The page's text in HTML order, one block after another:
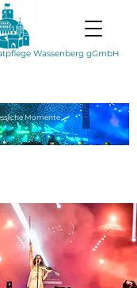
Wassenberg gGmbH
Momente